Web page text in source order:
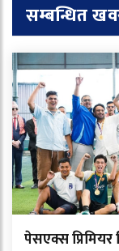
सम्बन्धित
पेसएक्स